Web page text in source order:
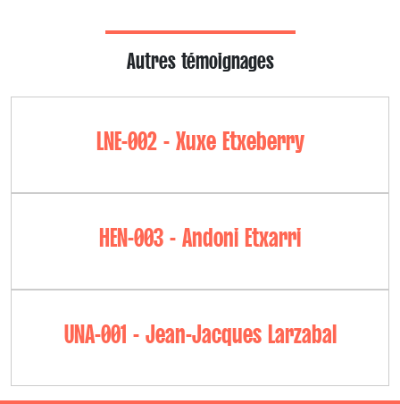
Autres témoignages
LNE-002 - Xuxe Etxeberry
HEN-003 - Andoni Etxarri
UNA-001 - Jean-Jacques Larzabal